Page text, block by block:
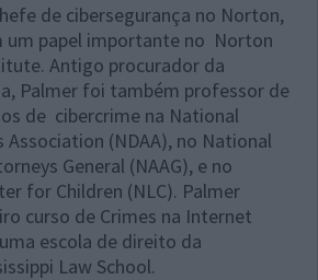
de cibersegurança no Norton,
um papel importante no Norton
Antigo procurador da
Palmer foi também professor de
de cibercrime na National
Association (NDAA), no National
General (NAAG), e no
for Children (NLC). Palmer
curso de Crimes na Internet
escola de direito da
Law School.